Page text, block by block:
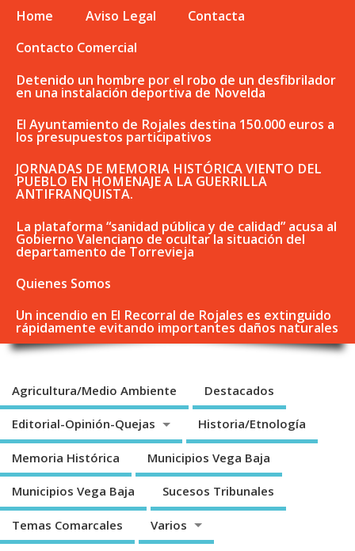
Home Aviso Legal
Contacta
Contacto Comercial
Detenido un hombre por el robo de un desfibrilador
en una instalación deportiva de Novelda
El Ayuntamiento de Rojales destina 150.000 euros a
los presupuestos participativos
JORNADAS DE MEMORIA HISTÓRICA VIENTO DEL
PUEBLO EN HOMENAJE A LA GUERRILLA
ANTIFRANQUISTA.
La plataforma “sanidad pública y de calidad” acusa al
Gobierno Valenciano de ocultar la situación del
departamento de Torrevieja
Quienes Somos
Un incendio en El Recorral de Rojales es extinguido
rápidamente evitando importantes daños naturales
Agricultura/Medio Ambiente Destacados
Editorial-Opinión-Quejas Historia/Etnología
Memoria Histórica Municipios Vega Baja
Municipios Vega Baja Sucesos Tribunales
Temas Comarcales Varios